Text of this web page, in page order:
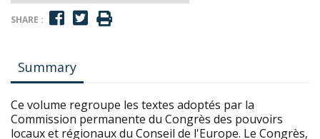
SHARE :
Summary
Ce volume regroupe les textes adoptés par la
Commission permanente du Congrès des pouvoirs
locaux et régionaux du Conseil de l'Europe. Le Congrès,